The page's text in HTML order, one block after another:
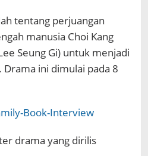
tentang perjuangan
manusia Choi Kang
Seung Gi) untuk menjadi
. Drama ini dimulai pada 8
drama yang dirilis